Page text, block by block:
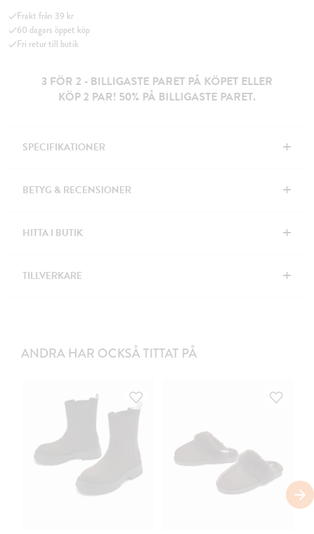
Frakt från 39 kr
60 dagars öppet köp
Fri retur till butik
3 FÖR 2 - BILLIGASTE PARET PÅ KÖPET ELLER
KÖP 2 PAR! 50% PÅ BILLIGASTE PARET.
SPECIFIKATIONER +
BETYG & RECENSIONER +
HITTA I BUTIK +
TILLVERKARE +
ANDRA HAR OCKSÅ TITTAT PÅ